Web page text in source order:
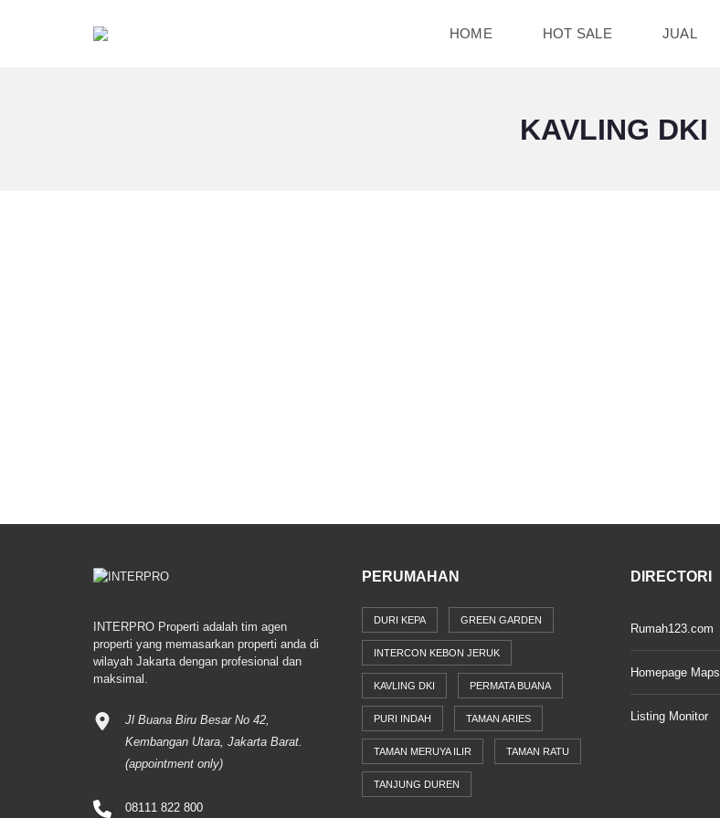
HOME HOT SALE JUAL
KAVLING DKI
INTERPRO Properti adalah tim agen
properti yang memasarkan properti anda di
wilayah Jakarta dengan profesional dan
maksimal.
Jl Buana Biru Besar No 42,
Kembangan Utara, Jakarta Barat.
(appointment only)
08111 822 800
PERUMAHAN
DURI KEPA GREEN GARDEN
INTERCON KEBON JERUK
KAVLING DKI PERMATA BUANA
PURI INDAH TAMAN ARIES
TAMAN MERUYA ILIR TAMAN RATU
TANJUNG DUREN
DIRECTORI
Rumah123.com
Homepage Maps
Listing Monitor